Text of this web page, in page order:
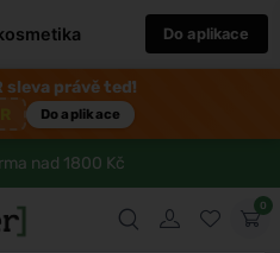
Do aplikace
sleva právě teď!
Do aplikace
nad 1800 Kč
0